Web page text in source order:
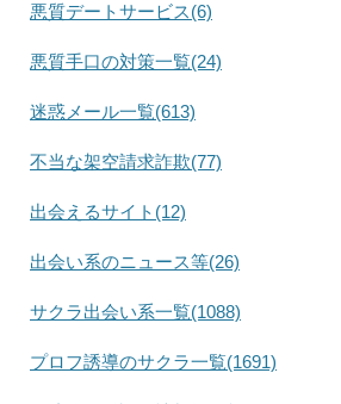
悪質デートサービス(6)
悪質手口の対策一覧(24)
迷惑メール一覧(613)
不当な架空請求詐欺(77)
出会えるサイト(12)
出会い系のニュース等(26)
サクラ出会い系一覧(1088)
プロフ誘導のサクラ一覧(1691)